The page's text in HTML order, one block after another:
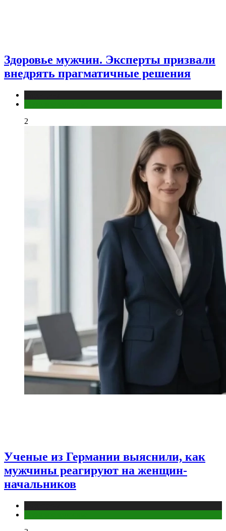
Здоровье мужчин. Эксперты призвали
внедрять прагматичные решения
2
Ученые из Германии выяснили, как
мужчины реагируют на женщин-
начальников